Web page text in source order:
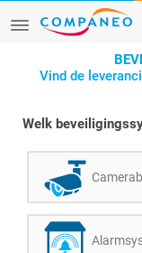
Vind de
Welk